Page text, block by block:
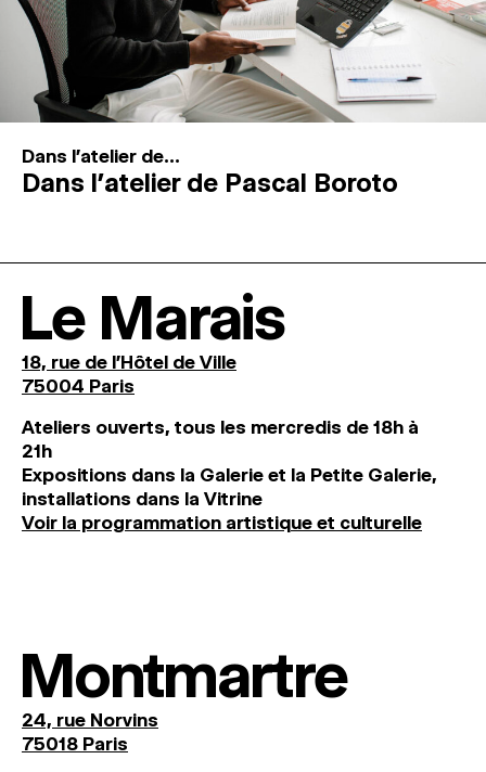
Dans l'atelier de...
Dans l’atelier de Pascal Boroto
Le Marais
18, rue de l'Hôtel de Ville
75004 Paris
Ateliers ouverts, tous les mercredis de 18h à
21h
Expositions dans la Galerie et la Petite Galerie,
installations dans la Vitrine
Voir la programmation artistique et culturelle
Montmartre
24, rue Norvins
75018 Paris